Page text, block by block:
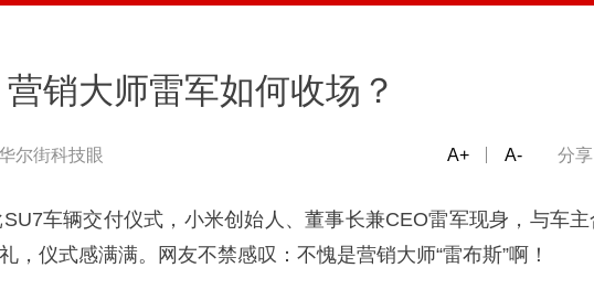
销大师雷军如何收场？
尔街科技眼 分享
微信 微博
A+ A-
车辆交付仪式，小米创始人、董事长兼CEO雷军现身，与车主
，仪式感满满。网友不禁感叹：不愧是营销大师“雷布斯”啊！